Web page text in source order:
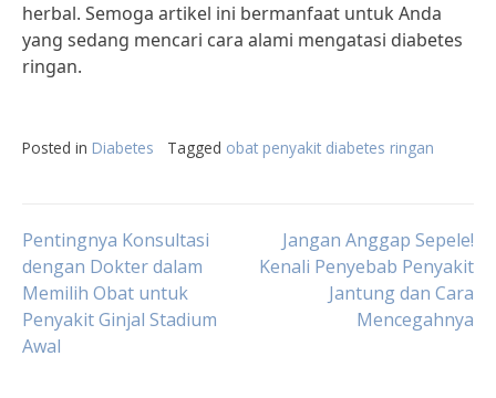
herbal. Semoga artikel ini bermanfaat untuk Anda
yang sedang mencari cara alami mengatasi diabetes
ringan.
Posted in Diabetes Tagged obat penyakit diabetes ringan
Post
navigation
Pentingnya Konsultasi
dengan Dokter dalam
Memilih Obat untuk
Penyakit Ginjal Stadium
Awal
Jangan Anggap Sepele!
Kenali Penyebab Penyakit
Jantung dan Cara
Mencegahnya